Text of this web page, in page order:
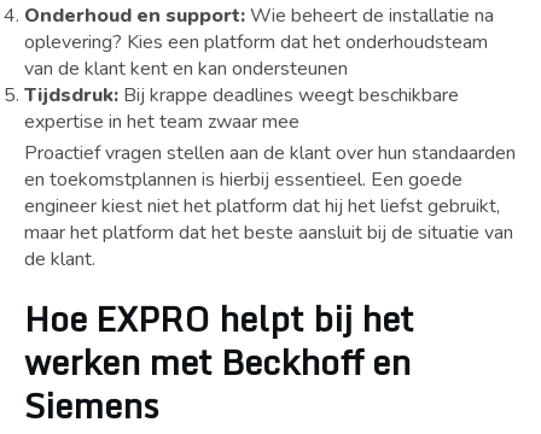
Onderhoud en support:Wie beheert de installatie na
oplevering? Kies een platform dat het onderhoudsteam
van de klant kent en kan ondersteunen
Tijdsdruk: Bij krappe deadlines weegt beschikbare
expertise in het team zwaar mee
Proactief vragen stellen aan de klant over hun standaarden
en toekomstplannen is hierbij essentieel. Een goede
engineer kiest niet het platform dat hij het liefst gebruikt,
maar het platform dat het beste aansluit bij de situatie van
de klant.
Hoe EXPRO helpt bij het
werken met Beckhoff en
Siemens